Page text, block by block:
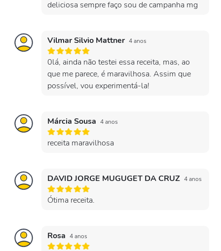
deliciosa sempre faço sou de campanha mg
Vilmar Silvio Mattner 4 anos
0lá, ainda não testei essa receita, mas, ao
que me parece, é maravilhosa. Assim que
possível, vou experimentá-la!
Márcia Sousa 4 anos
receita maravilhosa
DAVID JORGE MUGUGET DA CRUZ 4 anos
Ótima receita.
Rosa 4 anos